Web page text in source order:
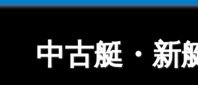
中古艇・新